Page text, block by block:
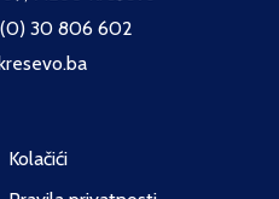
30 806 602
Kolačići